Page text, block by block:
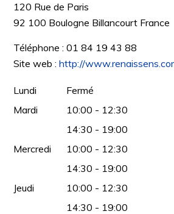
120 Rue de Paris
92 100 Boulogne Billancourt France
Téléphone :01 84 19 43 88
Site web :http://
Lundi
Fermé
Mardi
10:00 - 12:30
14:30 - 19:00
Mercredi
10:00 - 12:30
14:30 - 19:00
Jeudi
10:00 - 12:30
14:30 - 19:00